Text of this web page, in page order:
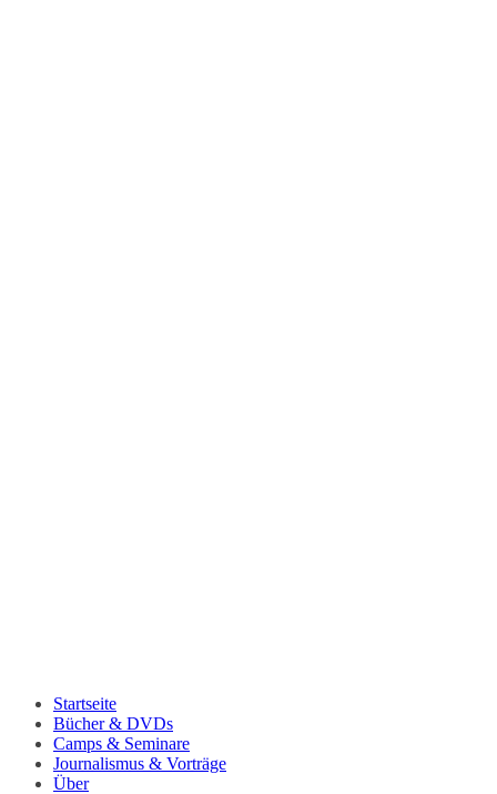
Startseite
Bücher & DVDs
Camps & Seminare
Journalismus & Vorträge
Über